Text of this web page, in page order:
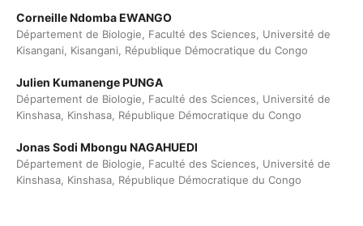
Corneille Ndomba EWANGO
Département de Biologie, Faculté des Sciences, Université de
Kisangani, Kisangani, République Démocratique du Congo
Julien Kumanenge PUNGA
Département de Biologie, Faculté des Sciences, Université de
Kinshasa, Kinshasa, République Démocratique du Congo
Jonas Sodi Mbongu NAGAHUEDI
Département de Biologie, Faculté des Sciences, Université de
Kinshasa, Kinshasa, République Démocratique du Congo